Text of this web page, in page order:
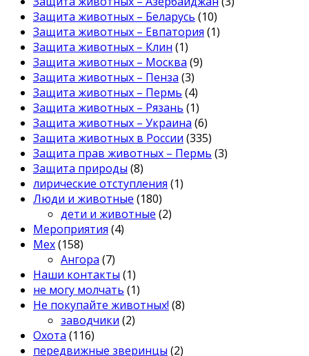
Защита животных – Беларусь (10)
Защита животных – Евпатория (1)
Защита животных – Клин (1)
Защита животных – Москва (9)
Защита животных – Пенза (3)
Защита животных – Пермь (4)
Защита животных – Рязань (1)
Защита животных – Украина (6)
Защита животных в России (335)
Защита прав животных – Пермь (3)
Защита природы (8)
лирические отступления (1)
Люди и животные (180)
дети и животные (2)
Мероприятия (4)
Мех(158)
Ангора (7)
Наши контакты (1)
не могу молчать (1)
Не покупайте животных! (8)
заводчики (2)
Охота (116)
передвижные зверинцы (2)